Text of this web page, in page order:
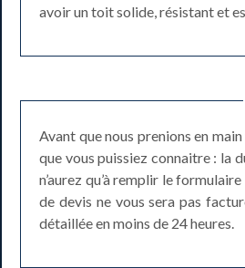
avoir un toit solide, résistant et
Avant que nous prenions en
que vous puissiez connaitre : la
n’aurez qu’à remplir le
de devis ne vous sera pas
détaillée en moins de 24 heures.